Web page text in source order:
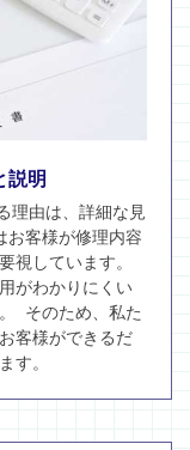
説明
理由は、詳細な見
客様が修理内容
視しています。
がわかりにくい
そのため、私た
客様ができるだ
す。